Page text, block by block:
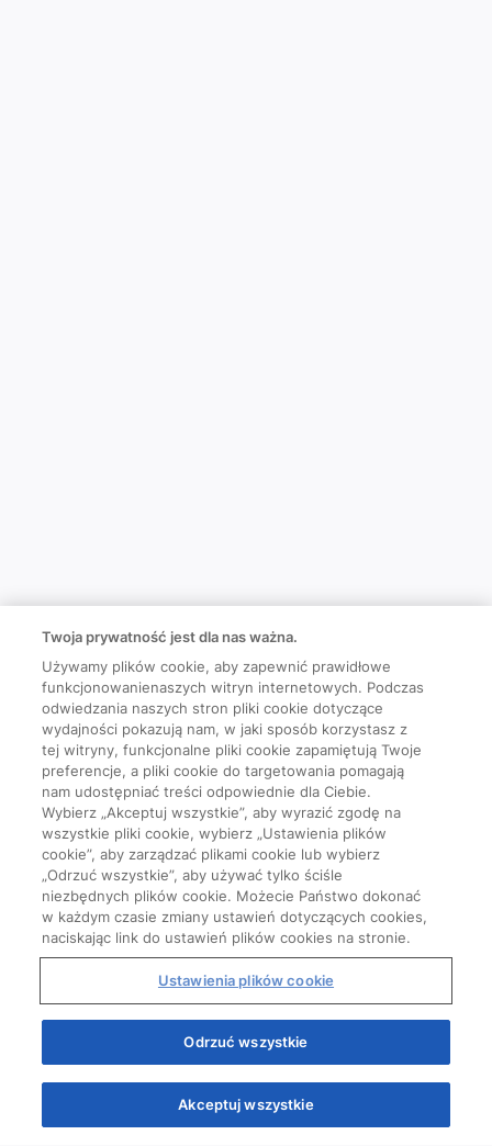
Wiedza
Start
Twoja prywatność jest dla nas ważna.
Używamy plików cookie, aby zapewnić prawidłowe
funkcjonowanienaszych witryn internetowych. Podczas
odwiedzania naszych stron pliki cookie dotyczące
wydajności pokazują nam, w jaki sposób korzystasz z
tej witryny, funkcjonalne pliki cookie zapamiętują Twoje
preferencje, a pliki cookie do targetowania pomagają
nam udostępniać treści odpowiednie dla Ciebie.
Wybierz „Akceptuj wszystkie”, aby wyrazić zgodę na
wszystkie pliki cookie, wybierz „Ustawienia plików
cookie”, aby zarządzać plikami cookie lub wybierz
„Odrzuć wszystkie”, aby używać tylko ściśle
niezbędnych plików cookie. Możecie Państwo dokonać
w każdym czasie zmiany ustawień dotyczących cookies,
naciskając link do ustawień plików cookies na stronie.
Ustawienia plików cookie
Odrzuć wszystkie
Akceptuj wszystkie